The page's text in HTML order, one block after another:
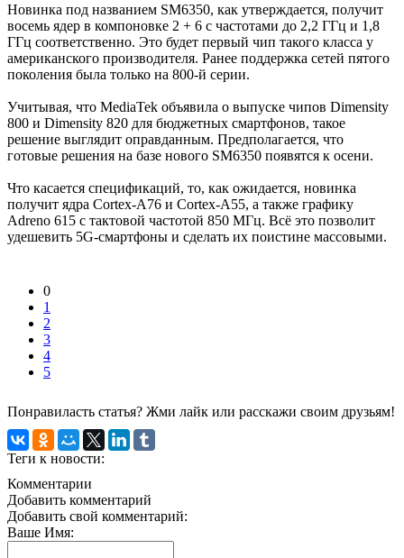
Новинка под названием SM6350, как утверждается, получит
восемь ядер в компоновке 2 + 6 с частотами до 2,2 ГГц и 1,8
ГГц соответственно. Это будет первый чип такого класса у
американского производителя. Ранее поддержка сетей пятого
поколения была только на 800-й серии.
Учитывая, что MediaTek объявила о выпуске чипов Dimensity
800 и Dimensity 820 для бюджетных смартфонов, такое
решение выглядит оправданным. Предполагается, что
готовые решения на базе нового SM6350 появятся к осени.
Что касается спецификаций, то, как ожидается, новинка
получит ядра Cortex-A76 и Cortex-A55, а также графику
Adreno 615 с тактовой частотой 850 МГц. Всё это позволит
удешевить 5G-смартфоны и сделать их поистине массовыми.
0
1
2
3
4
5
Понравиласть статья? Жми лайк или расскажи своим друзьям!
Теги к новости:
Комментарии
Добавить комментарий
Добавить свой комментарий:
Ваше Имя: